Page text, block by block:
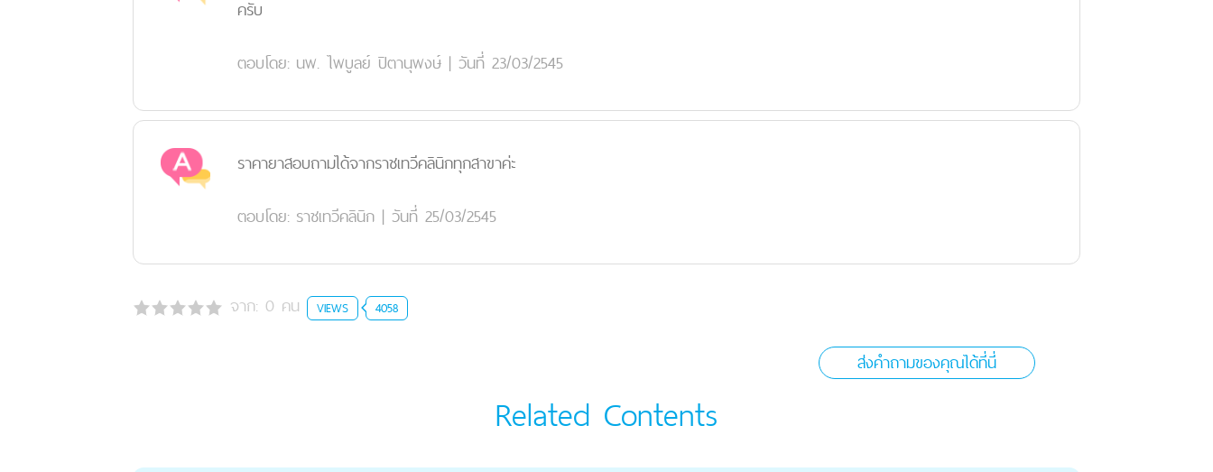
ครับ
ตอบโดย: นพ. ไพบูลย์ ปิตานุพงษ์ | วันที่ 23/03/2545
ราคายาสอบถามได้จากราชเทวีคลินิกทุกสาขาค่ะ
ตอบโดย: ราชเทวีคลินิก | วันที่ 25/03/2545
จาก: 0 คน VIEWS 4058
ส่งคำถามของคุณได้ที่นี่
Related Contents